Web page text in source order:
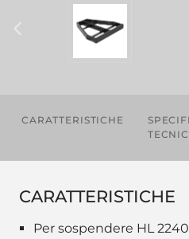
CARATTERISTICHE
CARATTERISTICHE
Per sospendere HL